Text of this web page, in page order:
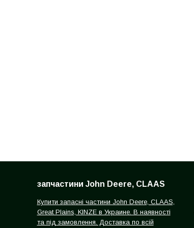
запчастини John Deere, CLAAS
Купити запасні частини John Deere, CLAAS,
Great Plains, KINZE в Украине. В наявності
та під замовлення. Доставка по всій